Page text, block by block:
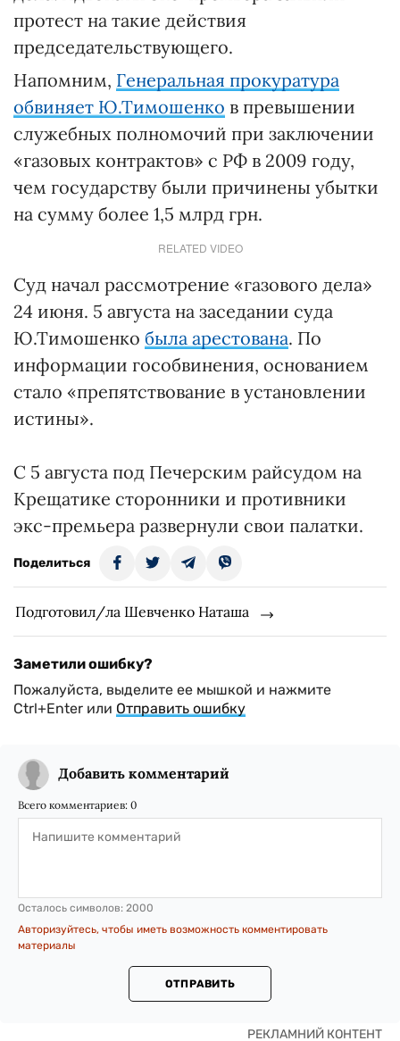
протест на такие действия
председательствующего.
Напомним, Генеральная прокуратура
обвиняет Ю.Тимошенко в превышении
служебных полномочий при заключении
«газовых контрактов» с РФ в 2009 году,
чем государству были причинены убытки
на сумму более 1,5 млрд грн.
RELATED VIDEO
Суд начал рассмотрение «газового дела»
24 июня. 5 августа на заседании суда
Ю.Тимошенко была арестована. По
информации гособвинения, основанием
стало «препятствование в установлении
истины».
С 5 августа под Печерским райсудом на
Крещатике сторонники и противники
экс-премьера развернули свои палатки.
Поделиться
Подготовил/ла Шевченко Наташа
Заметили ошибку?
Пожалуйста, выделите ее мышкой и нажмите
Ctrl+Enter или Отправить ошибку
Добавить комментарий
Всего комментариев: 0
Осталось символов: 2000
Авторизуйтесь, чтобы иметь возможность комментировать
материалы
ОТПРАВИТЬ